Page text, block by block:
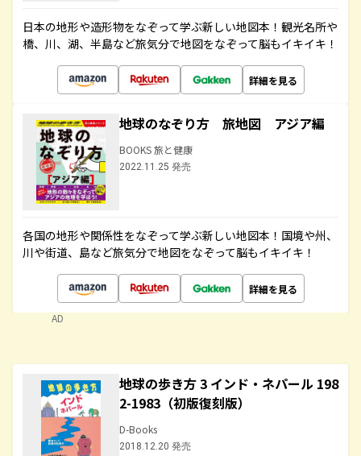
日本の地形や造形物をなぞって学ぶ新しい地図本！観光名所や
橋、川、湖、半島など旅気分で地図をなぞって脳もイキイキ！
詳細を見る
地球のなぞり方 旅地図 アジア編
BOOKS 旅と健康
2022.11.25 発売
各国の地形や関係性をなぞって学ぶ新しい地図本！国境や州、
川や街道、島など旅気分で地図をなぞって脳もイキイキ！
詳細を見る
AD
地球の歩き方 3 インド・ネパール 198
2-1983（初版復刻版）
D-Books
2018.12.20 発売